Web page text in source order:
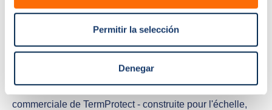
Permitir la selección
Denegar
ajustements en temps réel.
L'efficacité des ventes s'est considérablement améliorée,
aidant l'équipe à maintenir des taux de conversion élevés
boucle de rétroaction structurée établie par les audits
d'appels fait désormais partie intégrante de la culture
commerciale de TermProtect - construite pour l'échelle,